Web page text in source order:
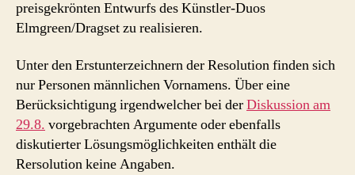
preisgekrönten Entwurfs des Künstler-Duos
Elmgreen/Dragset zu realisieren.
Unter den Erstunterzeichnern der Resolution finden sich
nur Personen männlichen Vornamens. Über eine
Berücksichtigung irgendwelcher bei derDiskussion am
29.8. vorgebrachten Argumente oder ebenfalls
diskutierter Lösungsmöglichkeiten enthält die
Rersolution keine Angaben.